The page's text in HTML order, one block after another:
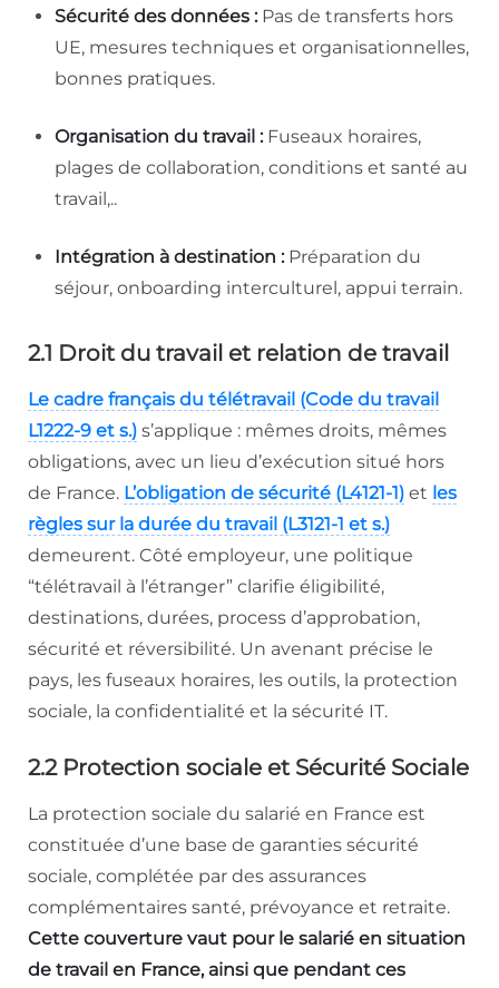
Sécurité des données : Pas de transferts hors
UE, mesures techniques et organisationnelles,
bonnes pratiques.
Organisation du travail :Fuseaux horaires,
plages de collaboration, conditions et santé au
travail,..
Intégration à destination :Préparation du
séjour, onboarding interculturel, appui terrain.
2.1 Droit du travail et relation de travail
Le cadre français du télétravail (Code du travail
L1222-9 et s.) s’applique : mêmes droits, mêmes
obligations, avec un lieu d’exécution situé hors
de France. L’obligation de sécurité (L4121-1) et les
règles sur la durée du travail (L3121-1 et s.)
demeurent. Côté employeur, une politique
“télétravail à l’étranger” clarifie éligibilité,
destinations, durées, process d’approbation,
sécurité et réversibilité. Un avenant précise le
pays, les fuseaux horaires, les outils, la protection
sociale, la confidentialité et la sécurité IT.
2.2 Protection sociale et Sécurité Sociale
La protection sociale du salarié en France est
constituée d’une base de garanties sécurité
sociale, complétée par des assurances
complémentaires santé, prévoyance et retraite.
Cette couverture vaut pour le salarié en situation
de travail en France, ainsi que pendant ces